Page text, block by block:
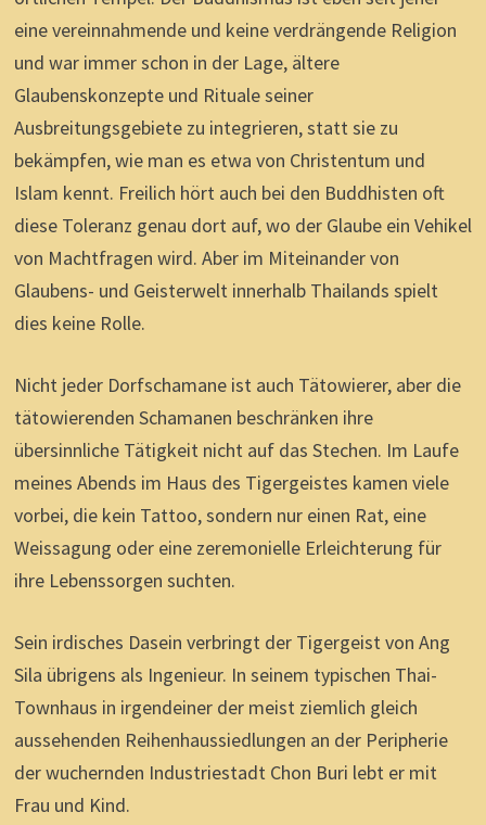
eine vereinnahmende und keine verdrängende Religion
und war immer schon in der Lage, ältere
Glaubenskonzepte und Rituale seiner
Ausbreitungsgebiete zu integrieren, statt sie zu
bekämpfen, wie man es etwa von Christentum und
Islam kennt. Freilich hört auch bei den Buddhisten oft
diese Toleranz genau dort auf, wo der Glaube ein Vehikel
von Machtfragen wird. Aber im Miteinander von
Glaubens- und Geisterwelt innerhalb Thailands spielt
dies keine Rolle.
Nicht jeder Dorfschamane ist auch Tätowierer, aber die
tätowierenden Schamanen beschränken ihre
übersinnliche Tätigkeit nicht auf das Stechen. Im Laufe
meines Abends im Haus des Tigergeistes kamen viele
vorbei, die kein Tattoo, sondern nur einen Rat, eine
Weissagung oder eine zeremonielle Erleichterung für
ihre Lebenssorgen suchten.
Sein irdisches Dasein verbringt der Tigergeist von Ang
Sila übrigens als Ingenieur. In seinem typischen Thai-
Townhaus in irgendeiner der meist ziemlich gleich
aussehenden Reihenhaussiedlungen an der Peripherie
der wuchernden Industriestadt Chon Buri lebt er mit
Frau und Kind.